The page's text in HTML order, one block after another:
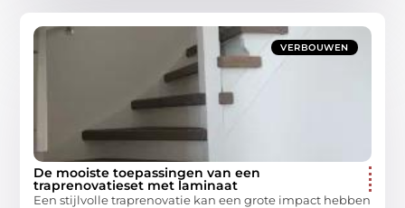
VERBOUWEN
De mooiste toepassingen van een
traprenovatieset met laminaat
Een stijlvolle traprenovatie kan een grote impact hebben